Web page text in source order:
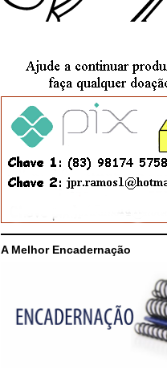
A Melhor Encadernação